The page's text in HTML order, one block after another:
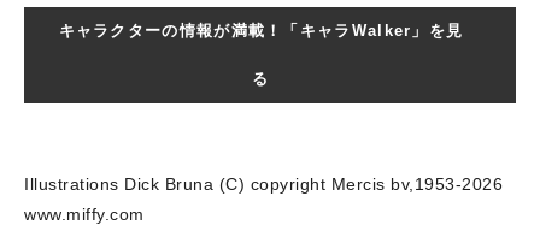
キャラクターの情報が満載！「キャラWalker」を見
る
Illustrations Dick Bruna (C) copyright Mercis bv,1953-2026
www.miffy.com